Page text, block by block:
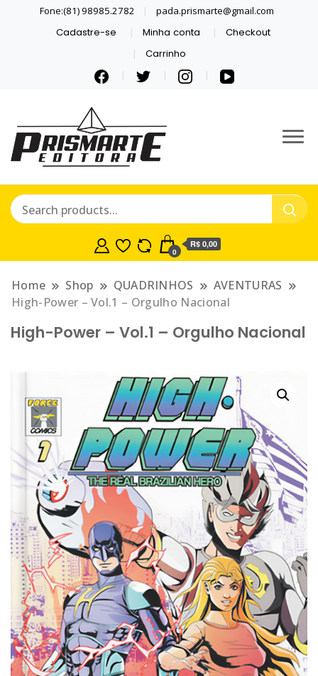
Fone:(81) 98985.2782 pada.prismarte@gmail.com
Cadastre-se Minha conta
Checkout
Carrinho
EDITORA
Se inspire com LIVROS E
0
R$ 0,00
Home Shop QUADRINHOS
AVENTURAS
High-Power – Vol.1 – Orgulho Nacional
High-Power – Vol.1 – Orgulho Nacional